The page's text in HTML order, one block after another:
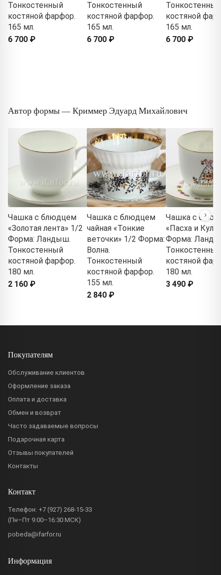
Тонкостенный
костяной фарфор.
165 мл.
6 700 ₽
Тонкостенный
костяной фарфор.
165 мл.
6 700 ₽
Тонкостенный
костяной
165 мл.
6 700 ₽
Автор формы — Криммер Эдуард Михайлович
Чашка с блюдцем
«Золотая лента» 1/2
Форма: Ландыш.
Тонкостенный
костяной фарфор.
180 мл.
2 160 ₽
Чашка с блюдцем
чайная «Тонкие
веточки» 1/2 Форма:
Волна.
Тонкостенный
костяной фарфор.
155 мл.
2 840 ₽
Чашка с
«Пасха и
Форма:
Тонкостенный
костяной
180 мл.
3 490 ₽
Покупателям
Обслуживание клиентов
Оформление заказа
Оплата и доставка
Обмен и возврат
Часто задаваемые вопросы
Подарочная карта
Отзывы покупателей
Контакты
Контакт
Телефон: +7 (927) 268-15-33
(Пн–Пт 9:00–16:30 МСК)
pobeda@ifarfor.ru
Информация